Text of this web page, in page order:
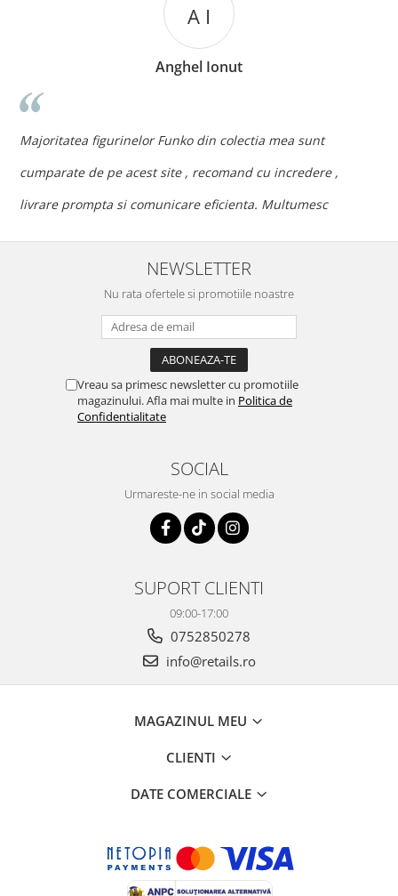
A I
Anghel Ionut
Majoritatea figurinelor Funko din colectia mea sunt
cumparate de pe acest site , recomand cu incredere ,
livrare prompta si comunicare eficienta. Multumesc
NEWSLETTER
Nu rata ofertele si promotiile noastre
Vreau sa primesc newsletter cu promotiile
magazinului. Afla mai multe in Politica de
Confidentialitate
SOCIAL
Urmareste-ne in social media
SUPORT CLIENTI
09:00-17:00
0752850278
info@retails.ro
MAGAZINUL MEU
CLIENTI
DATE COMERCIALE